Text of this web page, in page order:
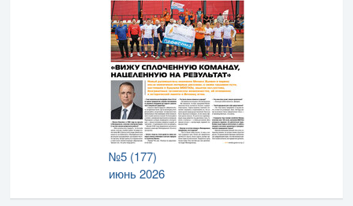
№5 (177)
июнь 2026